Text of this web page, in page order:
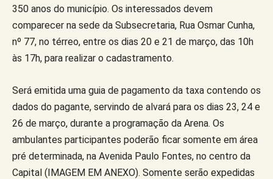
350 anos do município. Os interessados devem
comparecer na sede da Subsecretaria, Rua Osmar Cunha,
nº 77, no térreo, entre os dias 20 e 21 de março, das 10h
às 17h, para realizar o cadastramento.
Será emitida uma guia de pagamento da taxa contendo os
dados do pagante, servindo de alvará para os dias 23, 24 e
26 de março, durante a programação da Arena. Os
ambulantes participantes poderão ficar somente em área
pré determinada, na Avenida Paulo Fontes, no centro da
Capital (IMAGEM EM ANEXO). Somente serão expedidas